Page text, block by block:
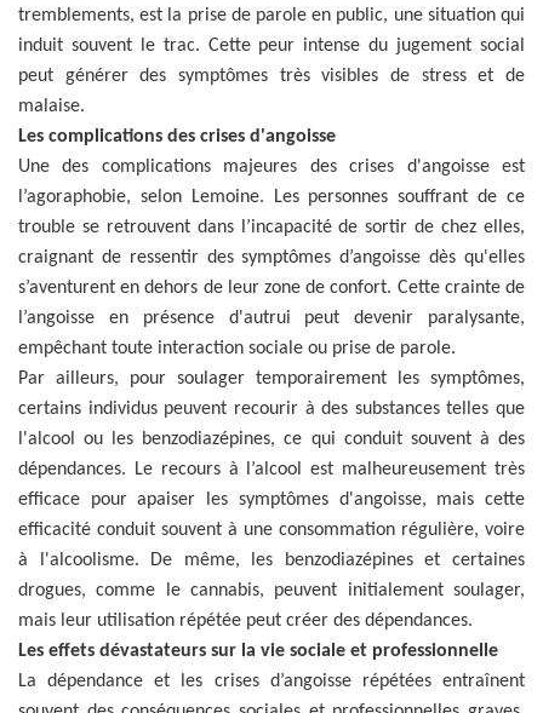
tremblements, est la prise de parole en public, une situation qui
induit souvent le trac. Cette peur intense du jugement social
peut générer des symptômes très visibles de stress et de
malaise.
Les complications des crises d'angoisse
Une des complications majeures des crises d'angoisse est
l’agoraphobie, selon Lemoine. Les personnes souffrant de ce
trouble se retrouvent dans l’incapacité de sortir de chez elles,
craignant de ressentir des symptômes d’angoisse dès qu'elles
s’aventurent en dehors de leur zone de confort. Cette crainte de
l’angoisse en présence d'autrui peut devenir paralysante,
empêchant toute interaction sociale ou prise de parole.
Par ailleurs, pour soulager temporairement les symptômes,
certains individus peuvent recourir à des substances telles que
l'alcool ou les benzodiazépines, ce qui conduit souvent à des
dépendances. Le recours à l’alcool est malheureusement très
efficace pour apaiser les symptômes d'angoisse, mais cette
efficacité conduit souvent à une consommation régulière, voire
à l'alcoolisme. De même, les benzodiazépines et certaines
drogues, comme le cannabis, peuvent initialement soulager,
mais leur utilisation répétée peut créer des dépendances.
Les effets dévastateurs sur la vie sociale et professionnelle
La dépendance et les crises d’angoisse répétées entraînent